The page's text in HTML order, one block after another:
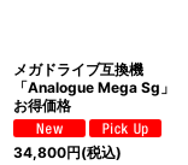
メガドライブ互換機
「Analogue Mega Sg」
お得価格
34,800円(税込)